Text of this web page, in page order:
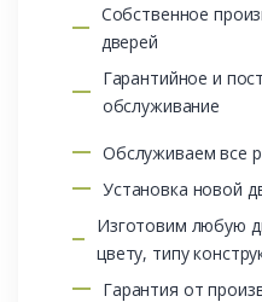
Собственное
дверей
Гарантийное и
обслуживание
Обслуживаем все
Установка новой
Изготовим любую
цвету, типу
Гарантия от